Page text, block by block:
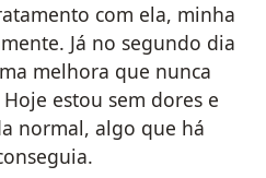
com ela, minha
Já no segundo dia
melhora que nunca
estou sem dores e
normal, algo que há